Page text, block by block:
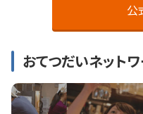
公
おてつだいネット